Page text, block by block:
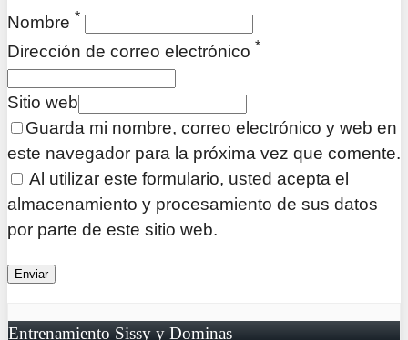
Nombre *
Dirección de correo electrónico *
Sitio web
Guarda mi nombre, correo electrónico y web en
este navegador para la próxima vez que comente.
Al utilizar este formulario, usted acepta el
almacenamiento y procesamiento de sus datos
por parte de este sitio web.
Entrenamiento Sissy y Dominas